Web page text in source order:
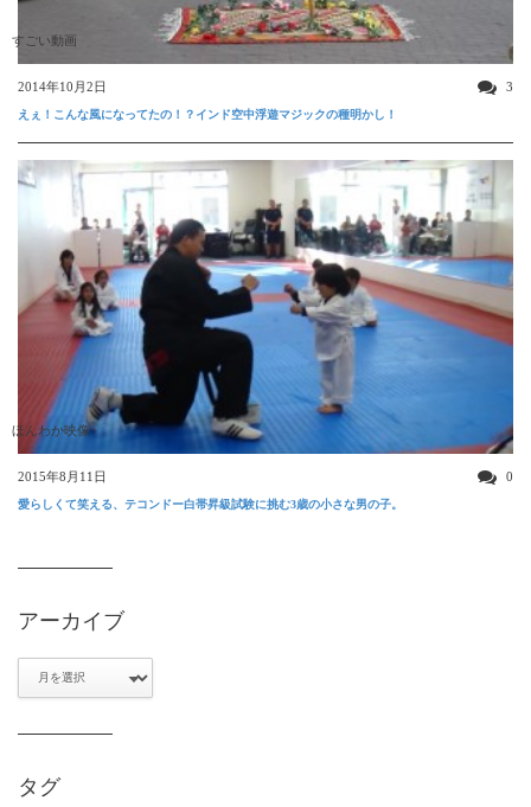
すごい動画
2014年10月2日 3
えぇ！こんな風になってたの！？インド空中浮遊マジックの種明かし！
ほんわか映像
2015年8月11日 0
愛らしくて笑える、テコンドー白帯昇級試験に挑む3歳の小さな男の子。
アーカイブ
タグ